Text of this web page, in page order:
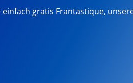
gratis Frantastique,